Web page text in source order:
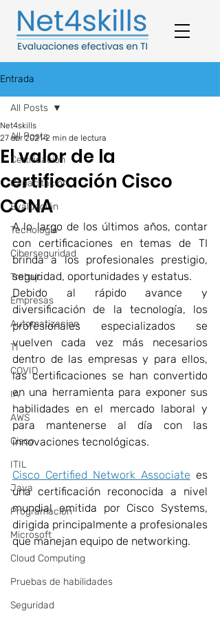
Entrada
All Posts
Certificación
Capacitación
Evaluación
Tecnología
Ciberseguridad
Trabajo
Empresas
Automatizacion
TI
COVID
IA
AWS
Cisco
ITIL
Java
Programación
Microsoft
Cloud Computing
Pruebas de habilidades
Seguridad
All Posts
El valor de la
certificación Cisco
CCNA
Net4skills
27 abr 2021 2 min de lectura
A lo largo de los últimos años, contar
con certificaciones en temas de TI
brinda a los profesionales prestigio,
seguridad, oportunidades y estatus.
Debido al rápido avance y
diversificación de la tecnología, los
profesionales especializados se
vuelven cada vez más necesarios
dentro de las empresas y para ellos,
las certificaciones se han convertido
en una herramienta para exponer sus
habilidades en el mercado laboral y
para mantenerse al día con las
innovaciones tecnológicas.
Cisco Certified Network Associate es
una certificación reconocida a nivel
mundial emitida por Cisco Systems,
dirigida principalmente a profesionales
que manejan equipo de networking.